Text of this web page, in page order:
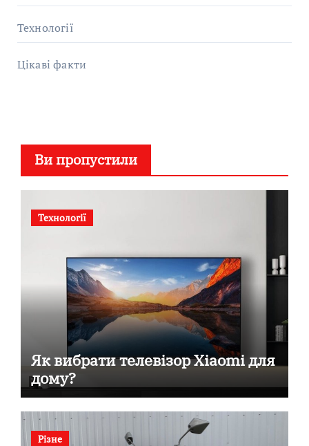
Технології
Цікаві факти
Ви пропустили
Технології
Як вибрати телевізор Xiaomi для
дому?
Різне